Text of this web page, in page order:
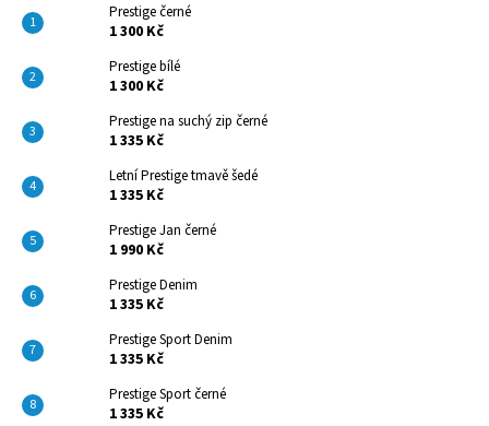
Prestige černé
1 300 Kč
Prestige bílé
1 300 Kč
Prestige na suchý zip černé
1 335 Kč
Letní Prestige tmavě šedé
1 335 Kč
Prestige Jan černé
1 990 Kč
Prestige Denim
1 335 Kč
Prestige Sport Denim
1 335 Kč
Prestige Sport černé
1 335 Kč